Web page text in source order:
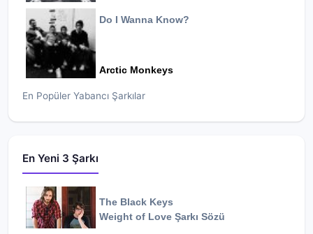
Do I Wanna Know?
Arctic Monkeys
En Popüler Yabancı Şarkılar
En Yeni 3 Şarkı
The Black Keys
Weight of Love Şarkı Sözü